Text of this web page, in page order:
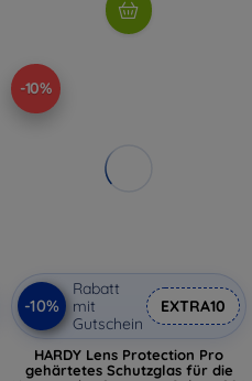
-10%
-10%
Rabatt
mit
Gutschein
EXTRA10
HARDY Lens Protection Pro
gehärtetes Schutzglas für die